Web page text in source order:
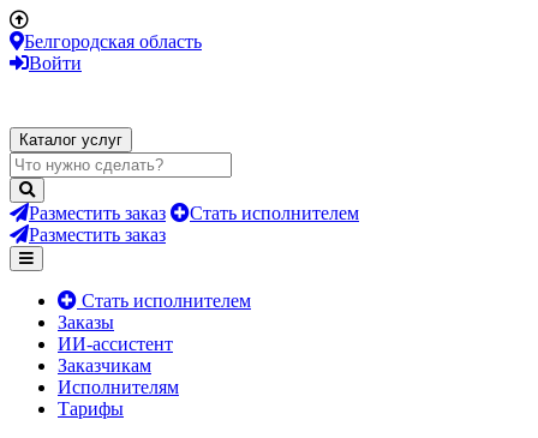
Белгородская область
Войти
Каталог услуг
Разместить заказ
Стать исполнителем
Разместить заказ
Стать исполнителем
Заказы
ИИ-ассистент
Заказчикам
Исполнителям
Тарифы